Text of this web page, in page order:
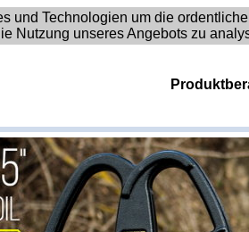
und Technologien um die
Nutzung unseres Angebots zu